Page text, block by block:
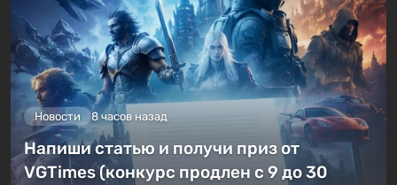
Новости 8 часов назад
Напиши статью и получи приз от
VGTimes (конкурс продлен с 9 до 30